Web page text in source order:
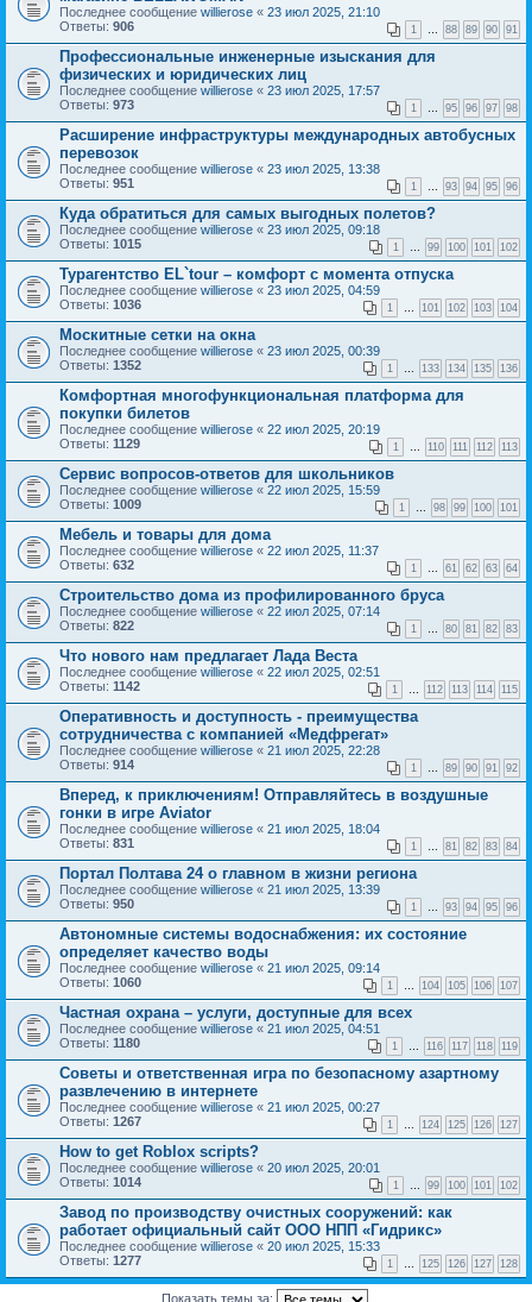
Последнее сообщение willierose « 23 июл 2025, 21:10
Ответы: 906 1 … 88 89 90 91
Профессиональные инженерные изыскания для
физических и юридических лиц
Последнее сообщение willierose « 23 июл 2025, 17:57
Ответы: 973 1 … 95 96 97 98
Расширение инфраструктуры международных автобусных
перевозок
Последнее сообщение willierose « 23 июл 2025, 13:38
Ответы: 951 1 … 93 94 95 96
Куда обратиться для самых выгодных полетов?
Последнее сообщение willierose « 23 июл 2025, 09:18
Ответы: 1015 1 … 99 100 101 102
Турагентство EL`tour – комфорт с момента отпуска
Последнее сообщение willierose « 23 июл 2025, 04:59
Ответы: 1036 1 … 101 102 103 104
Москитные сетки на окна
Последнее сообщение willierose « 23 июл 2025, 00:39
Ответы: 1352 1 … 133 134 135 136
Комфортная многофункциональная платформа для
покупки билетов
Последнее сообщение willierose « 22 июл 2025, 20:19
Ответы: 1129 1 … 110 111 112 113
Сервис вопросов-ответов для школьников
Последнее сообщение willierose « 22 июл 2025, 15:59
Ответы: 1009 1 … 98 99 100 101
Мебель и товары для дома
Последнее сообщение willierose « 22 июл 2025, 11:37
Ответы: 632 1 … 61 62 63 64
Строительство дома из профилированного бруса
Последнее сообщение willierose « 22 июл 2025, 07:14
Ответы: 822 1 … 80 81 82 83
Что нового нам предлагает Лада Веста
Последнее сообщение willierose « 22 июл 2025, 02:51
Ответы: 1142 1 … 112 113 114 115
Оперативность и доступность - преимущества
сотрудничества с компанией «Медфрегат»
Последнее сообщение willierose « 21 июл 2025, 22:28
Ответы: 914 1 … 89 90 91 92
Вперед, к приключениям! Отправляйтесь в воздушные
гонки в игре Aviator
Последнее сообщение willierose « 21 июл 2025, 18:04
Ответы: 831 1 … 81 82 83 84
Портал Полтава 24 о главном в жизни региона
Последнее сообщение willierose « 21 июл 2025, 13:39
Ответы: 950 1 … 93 94 95 96
Автономные системы водоснабжения: их состояние
определяет качество воды
Последнее сообщение willierose « 21 июл 2025, 09:14
Ответы: 1060 1 … 104 105 106 107
Частная охрана – услуги, доступные для всех
Последнее сообщение willierose « 21 июл 2025, 04:51
Ответы: 1180 1 … 116 117 118 119
Советы и ответственная игра по безопасному азартному
развлечению в интернете
Последнее сообщение willierose « 21 июл 2025, 00:27
Ответы: 1267 1 … 124 125 126 127
How to get Roblox scripts?
Последнее сообщение willierose « 20 июл 2025, 20:01
Ответы: 1014 1 … 99 100 101 102
Завод по производству очистных сооружений: как
работает официальный сайт ООО НПП «Гидрикс»
Последнее сообщение willierose « 20 июл 2025, 15:33
Ответы: 1277 1 … 125 126 127 128
Показать темы за: